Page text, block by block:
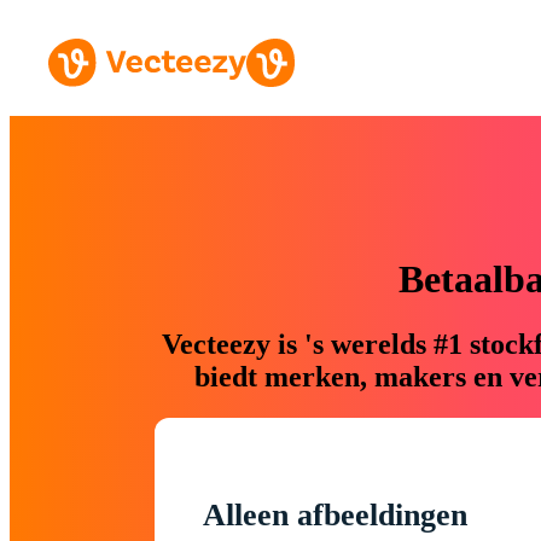
Vecteezy is 's werelds #1
biedt merken, makers en
Alleen afbeeldingen